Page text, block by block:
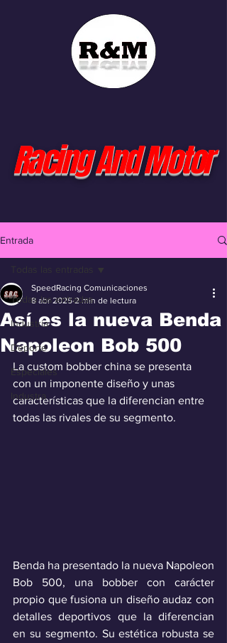
Racing And Motor
Entrada
Todas las entradas
Industria
Deporte
Especiales
Industra
Todas las entradas
Así es la nueva Benda
Napoleon Bob 500
SpeedRacing Comunicaciones
8 abr 2025 2 min de lectura
La custom bobber china se presenta
con un imponente diseño y unas
características que la diferencian entre
todas las rivales de su segmento.
Benda ha presentado la nueva Napoleon
Bob 500, una bobber con carácter
propio que fusiona un diseño audaz con
detalles deportivos que la diferencian
en su segmento. Su estética robusta se